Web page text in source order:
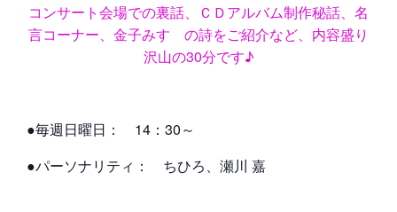
コンサート会場での裏話、ＣＤアルバム制作秘話、名
言コーナー、金子みすゞの詩をご紹介など、内容盛り
沢山の30分です♪
●毎週日曜日： 14 ：30～
●パーソナリティ： ちひろ、瀬川 嘉